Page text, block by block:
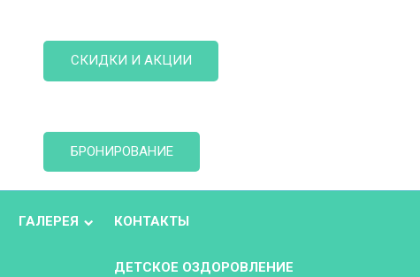
СКИДКИ И АКЦИИ
БРОНИРОВАНИЕ
ГАЛЕРЕЯ КОНТАКТЫ
ДЕТСКОЕ ОЗДОРОВЛЕНИЕ